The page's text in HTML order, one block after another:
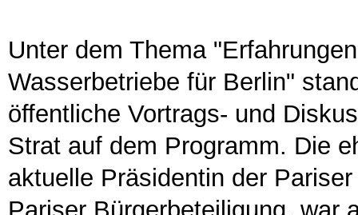
Unter dem Thema
Wasserbetriebe für Berlin"
öffentliche Vortrags- und
Strat auf dem Programm. Die
aktuelle Präsidentin der